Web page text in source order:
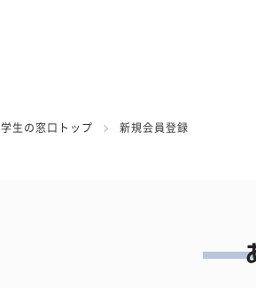
学生の窓口トップ 新規会員登録